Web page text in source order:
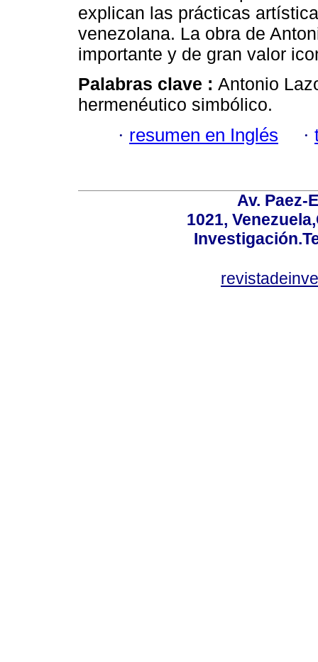
explican las prácticas
venezolana. La obra de
importante y de gran valor
Palabras clave : Antonio
hermenéutico simbólico.
· resumen en Inglés ·
Av. Paez-
1021,